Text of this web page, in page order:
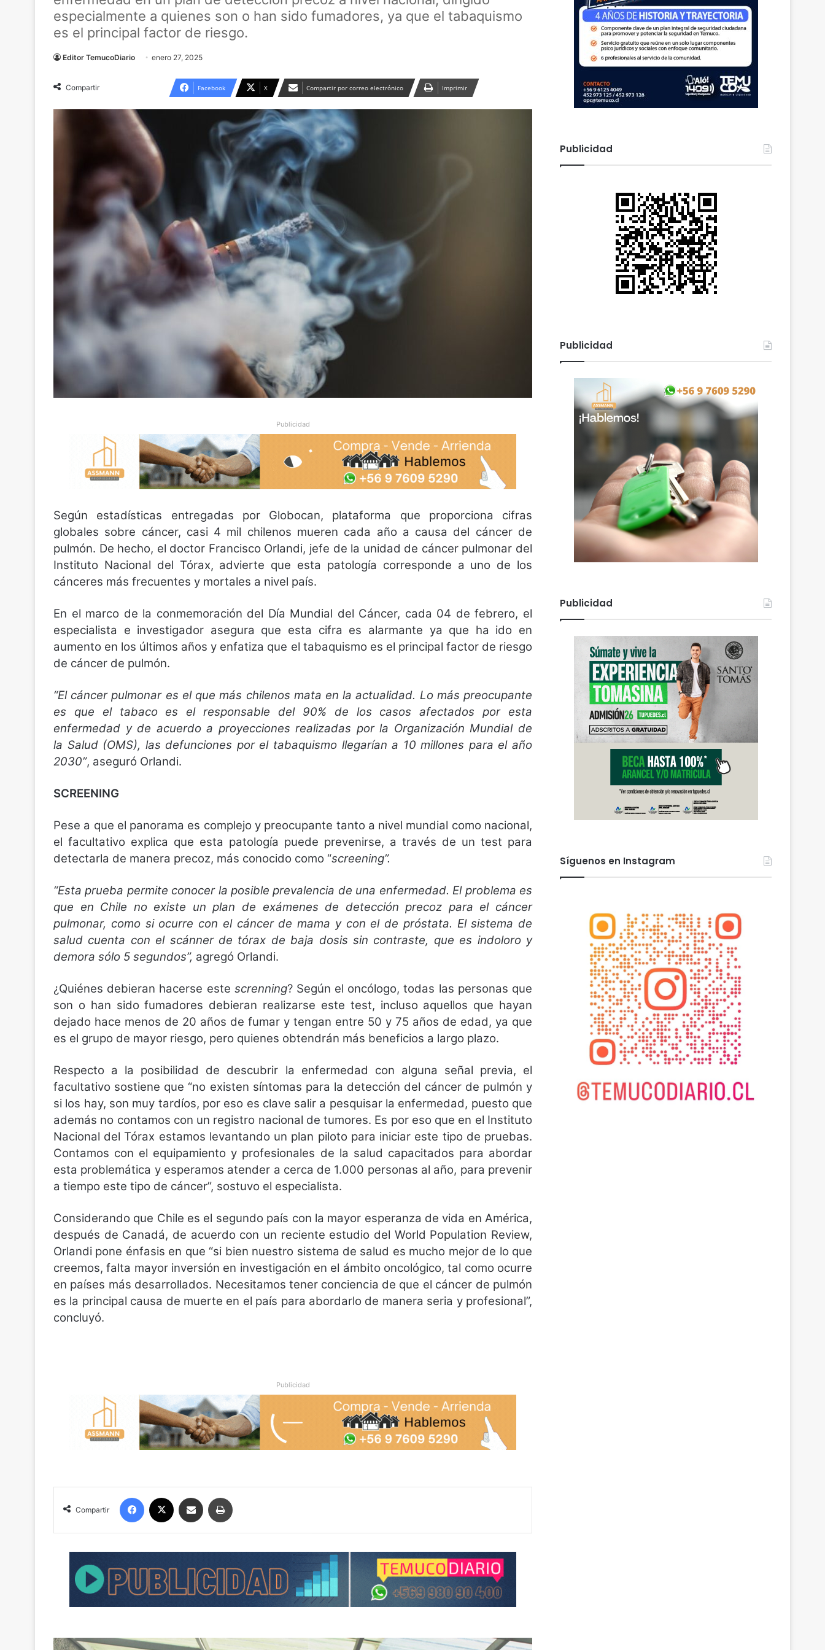
especialmente a quienes son o han sido fumadores, ya que el tabaquismo
es el principal factor de riesgo.
Editor TemucoDiario enero 27, 2025
Compartir Facebook X Compartir por correo electrónico Imprimir
Publicidad
Según estadísticas entregadas por Globocan, plataforma que proporciona cifras
globales sobre cáncer, casi 4 mil chilenos mueren cada año a causa del cáncer de
pulmón. De hecho, el doctor Francisco Orlandi, jefe de la unidad de cáncer pulmonar del
Instituto Nacional del Tórax, advierte que esta patología corresponde a uno de los
cánceres más frecuentes y mortales a nivel país.
En el marco de la conmemoración del Día Mundial del Cáncer, cada 04 de febrero, el
especialista e investigador asegura que esta cifra es alarmante ya que ha ido en
aumento en los últimos años y enfatiza que el tabaquismo es el principal factor de riesgo
de cáncer de pulmón.
“El cáncer pulmonar es el que más chilenos mata en la actualidad. Lo más preocupante
es que el tabaco es el responsable del 90% de los casos afectados por esta
enfermedad y de acuerdo a proyecciones realizadas por la Organización Mundial de
la Salud (OMS), las defunciones por el tabaquismo llegarían a 10 millones para el año
2030”, aseguró Orlandi.
SCREENING
Pese a que el panorama es complejo y preocupante tanto a nivel mundial como nacional,
el facultativo explica que esta patología puede prevenirse, a través de un test para
detectarla de manera precoz, más conocido como “screening”.
“Esta prueba permite conocer la posible prevalencia de una enfermedad. El problema es
que en Chile no existe un plan de exámenes de detección precoz para el cáncer
pulmonar, como si ocurre con el cáncer de mama y con el de próstata. El sistema de
salud cuenta con el scánner de tórax de baja dosis sin contraste, que es indoloro y
demora sólo 5 segundos”, agregó Orlandi.
¿Quiénes debieran hacerse este screnning? Según el oncólogo, todas las personas que
son o han sido fumadores debieran realizarse este test, incluso aquellos que hayan
dejado hace menos de 20 años de fumar y tengan entre 50 y 75 años de edad, ya que
es el grupo de mayor riesgo, pero quienes obtendrán más beneficios a largo plazo.
Respecto a la posibilidad de descubrir la enfermedad con alguna señal previa, el
facultativo sostiene que “no existen síntomas para la detección del cáncer de pulmón y
si los hay, son muy tardíos, por eso es clave salir a pesquisar la enfermedad, puesto que
además no contamos con un registro nacional de tumores. Es por eso que en el Instituto
Nacional del Tórax estamos levantando un plan piloto para iniciar este tipo de pruebas.
Contamos con el equipamiento y profesionales de la salud capacitados para abordar
esta problemática y esperamos atender a cerca de 1.000 personas al año, para prevenir
a tiempo este tipo de cáncer”, sostuvo el especialista.
Considerando que Chile es el segundo país con la mayor esperanza de vida en América,
después de Canadá, de acuerdo con un reciente estudio del World Population Review,
Orlandi pone énfasis en que “si bien nuestro sistema de salud es mucho mejor de lo que
creemos, falta mayor inversión en investigación en el ámbito oncológico, tal como ocurre
en países más desarrollados. Necesitamos tener conciencia de que el cáncer de pulmón
es la principal causa de muerte en el país para abordarlo de manera seria y profesional”,
concluyó.
Publicidad
Compartir
Publicidad
Publicidad
Publicidad
Síguenos en Instagram